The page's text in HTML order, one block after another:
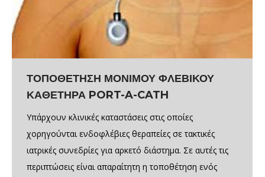
ΤΟΠΟΘΕΤΗΣΗ ΜΟΝΙΜΟΥ ΦΛΕΒΙΚΟΥ
ΚΑΘΕΤΗΡΑ PORT-A-CATH
Υπάρχουν κλινικές καταστάσεις στις οποίες
χορηγούνται ενδοφλέβιες θεραπείες σε τακτικές
ιατρικές συνεδρίες για αρκετό διάστημα. Σε αυτές τις
περιπτώσεις είναι απαραίτητη η τοποθέτηση ενός